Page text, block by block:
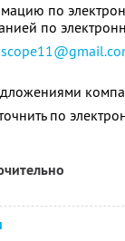
по
по
по